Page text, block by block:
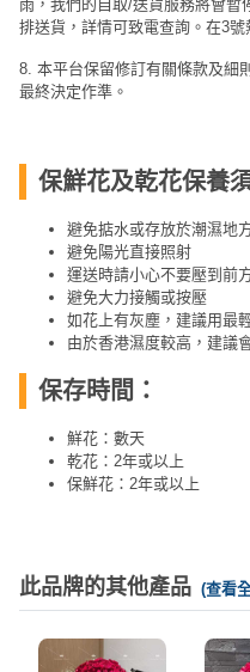
雨，我們的自取/送貨服務將會暫
排送貨，詳情可致電查詢。在3號
8. 本平台保留修訂有關條款及細
最終決定作準。
保鮮花及乾花保養
避免掂水或存放於潮濕地
避免陽光直接照射
運送時請小心不要壓到前
避免大力接觸或按壓
如花上有灰塵，建議用最
由於香港濕度較高，建議
保存時間：
鮮花：數天
乾花：2年或以上
保鮮花：2年或以上
此品牌的其他產品 (查看